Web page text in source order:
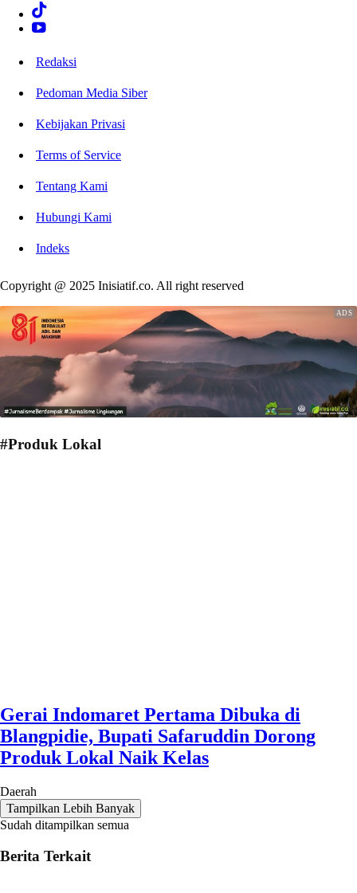
Redaksi
Pedoman Media Siber
Kebijakan Privasi
Terms of Service
Tentang Kami
Hubungi Kami
Indeks
Copyright @ 2025 Inisiatif.co. All right reserved
#Produk Lokal
Gerai Indomaret Pertama Dibuka di
Blangpidie, Bupati Safaruddin Dorong
Produk Lokal Naik Kelas
Daerah
Tampilkan Lebih Banyak
Sudah ditampilkan semua
Berita Terkait